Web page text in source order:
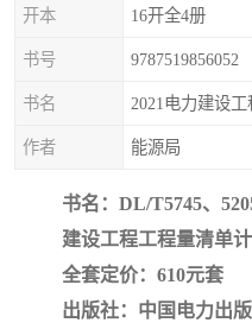
开本 16开全4册
书号 9787519856052
书名 2021电力建设
作者 能源局
书名：DL/T5745、
建设工程工程量清单
全套定价：610元套
出版社：中国电力出
福建建设工程预算定额
辽宁省工程计价定额
锅炉及压力容器规范国际
性规范ASME
湖北省建设工程预算定
甘肃省建设工程预算定